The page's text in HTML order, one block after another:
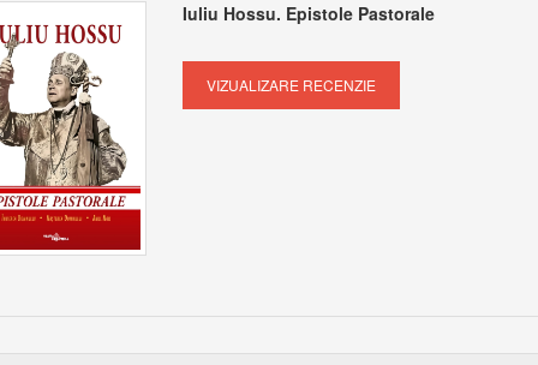
Iuliu Hossu. Epistole Pastorale
VIZUALIZARE RECENZIE